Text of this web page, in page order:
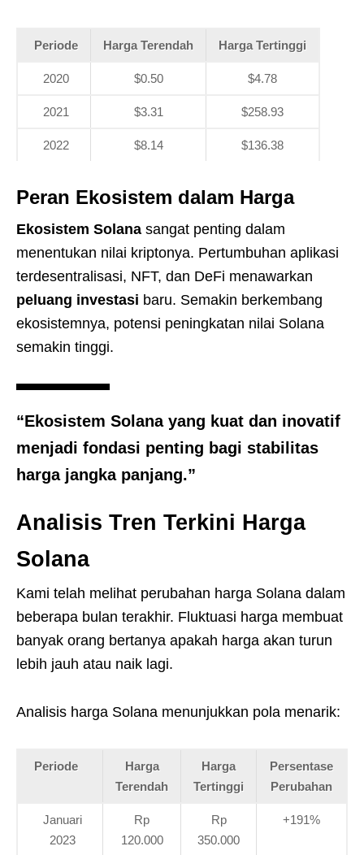
Periode Harga Terendah Harga Tertinggi
2020 $0.50 $4.78
2021 $3.31 $258.93
2022 $8.14 $136.38
Peran Ekosistem dalam Harga
Ekosistem Solana sangat penting dalam
menentukan nilai kriptonya. Pertumbuhan aplikasi
terdesentralisasi, NFT, dan DeFi menawarkan
peluang investasi baru. Semakin berkembang
ekosistemnya, potensi peningkatan nilai Solana
semakin tinggi.
“Ekosistem Solana yang kuat dan inovatif
menjadi fondasi penting bagi stabilitas
harga jangka panjang.”
Analisis Tren Terkini Harga
Solana
Kami telah melihat perubahan harga Solana dalam
beberapa bulan terakhir. Fluktuasi harga membuat
banyak orang bertanya apakah harga akan turun
lebih jauh atau naik lagi.
Analisis harga Solana menunjukkan pola menarik:
Periode
Harga
Terendah
Harga
Tertinggi
Persentase
Perubahan
Januari
2023
Rp
120.000
Rp
350.000
+191%